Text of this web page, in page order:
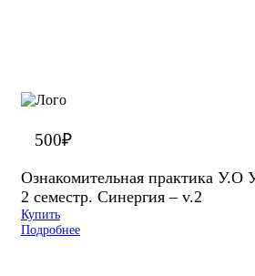
500₽
Ознакомительная практика У.О
2 семестр. Синергия – v.2
Купить
Подробнее